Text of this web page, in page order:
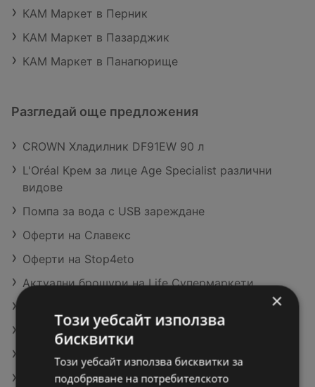
КАМ Маркет в Перник
КАМ Маркет в Пазарджик
КАМ Маркет в Панагюрище
Разгледай още предложения
CROWN Хладилник DF91EW 90 л
L'Oréal Крем за лице Age Specialist различни
видове
Помпа за вода с USB зареждане
Оферти на Славекс
Оферти на Stop4eto
Актуални брошури на Life Супермаркети
Актуални брошури на Жанет Гранд Маркет
Актуални брошури на CBA Болеро
Актуални брошури на T MARKET
×
Този уебсайт използва
бисквитки
Този уебсайт използва бисквитки за
подобряване на потребителското